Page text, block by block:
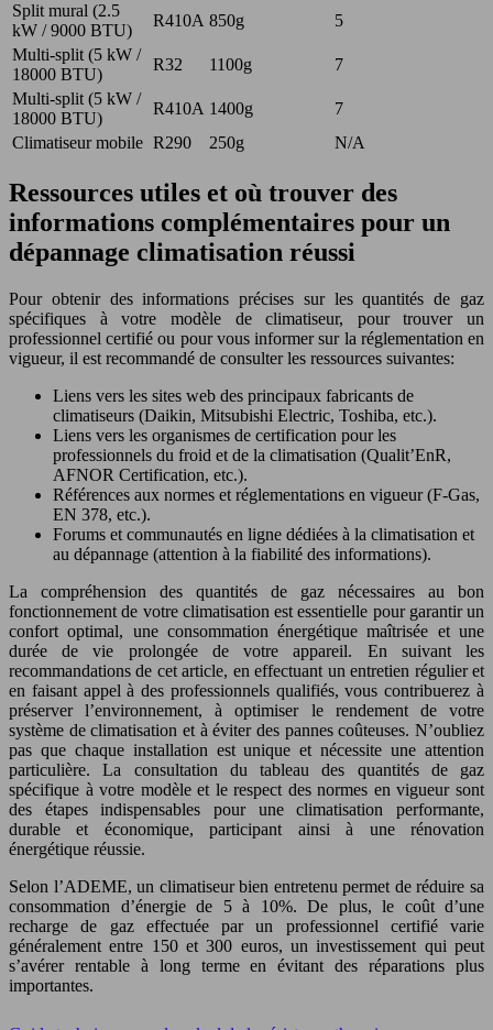
Split mural (2.5
kW / 9000 BTU)
R410A 850g
5
Multi-split (5 kW /
18000 BTU)
R32 1100g
7
Multi-split (5 kW /
18000 BTU)
R410A 1400g
7
Climatiseur mobile R290 250g N/A
Ressources utiles et où trouver des
informations complémentaires pour un
dépannage climatisation réussi
Pour obtenir des informations précises sur les quantités de gaz
spécifiques à votre modèle de climatiseur, pour trouver un
professionnel certifié ou pour vous informer sur la réglementation en
vigueur, il est recommandé de consulter les ressources suivantes:
Liens vers les sites web des principaux fabricants de
climatiseurs (Daikin, Mitsubishi Electric, Toshiba, etc.).
Liens vers les organismes de certification pour les
professionnels du froid et de la climatisation (Qualit’EnR,
AFNOR Certification, etc.).
Références aux normes et réglementations en vigueur (F-Gas,
EN 378, etc.).
Forums et communautés en ligne dédiées à la climatisation et
au dépannage (attention à la fiabilité des informations).
La compréhension des quantités de gaz nécessaires au bon
fonctionnement de votre climatisation est essentielle pour garantir un
confort optimal, une consommation énergétique maîtrisée et une
durée de vie prolongée de votre appareil. En suivant les
recommandations de cet article, en effectuant un entretien régulier et
en faisant appel à des professionnels qualifiés, vous contribuerez à
préserver l’environnement, à optimiser le rendement de votre
système de climatisation et à éviter des pannes coûteuses. N’oubliez
pas que chaque installation est unique et nécessite une attention
particulière. La consultation du tableau des quantités de gaz
spécifique à votre modèle et le respect des normes en vigueur sont
des étapes indispensables pour une climatisation performante,
durable et économique, participant ainsi à une rénovation
énergétique réussie.
Selon l’ADEME, un climatiseur bien entretenu permet de réduire sa
consommation d’énergie de 5 à 10%. De plus, le coût d’une
recharge de gaz effectuée par un professionnel certifié varie
généralement entre 150 et 300 euros, un investissement qui peut
s’avérer rentable à long terme en évitant des réparations plus
importantes.